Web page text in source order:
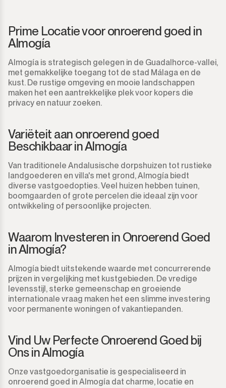
Prime Locatie voor onroerend goed in
Almogía
Almogía is strategisch gelegen in de Guadalhorce-vallei,
met gemakkelijke toegang tot de stad Málaga en de
kust. De rustige omgeving en mooie landschappen
maken het een aantrekkelijke plek voor kopers die
privacy en natuur zoeken.
Variëteit aan onroerend goed
Beschikbaar in Almogía
Van traditionele Andalusische dorpshuizen tot rustieke
landgoederen en villa's met grond, Almogía biedt
diverse vastgoedopties. Veel huizen hebben tuinen,
boomgaarden of grote percelen die ideaal zijn voor
ontwikkeling of persoonlijke projecten.
Waarom Investeren in Onroerend Goed
in Almogía?
Almogía biedt uitstekende waarde met concurrerende
prijzen in vergelijking met kustgebieden. De vredige
levensstijl, sterke gemeenschap en groeiende
internationale vraag maken het een slimme investering
voor permanente woningen of vakantiepanden.
Vind Uw Perfecte Onroerend Goed bij
Ons in Almogía
Onze vastgoedorganisatie is gespecialiseerd in
onroerend goed in Almogía dat charme, locatie en